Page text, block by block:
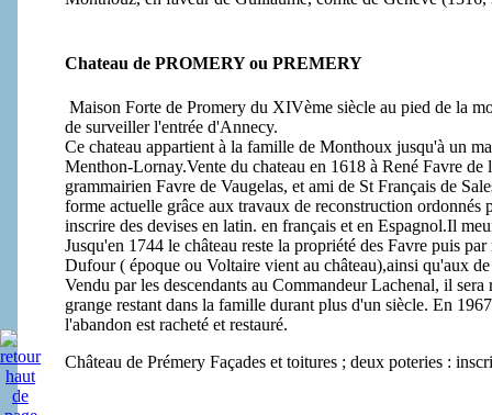
Chateau de PROMERY ou PREMERY
Maison Forte de Promery du XIVème siècle au pied de la
de surveiller l'entrée d'Annecy.
Ce chateau appartient à la famille de Monthoux jusqu'à un
Menthon-Lornay.Vente du chateau en 1618 à René Favre
grammairien Favre de Vaugelas, et ami de St Français de
forme actuelle grâce aux travaux de reconstruction ordonnés
inscrire des devises en latin. en français et en Espagnol.Il
Jusqu'en 1744 le château reste la propriété des Favre puis
Dufour ( époque ou Voltaire vient au château),ainsi qu'aux
Vendu par les descendants au Commandeur Lachenal, il
grange restant dans la famille durant plus d'un siècle. En
l'abandon est racheté et restauré.
Château de Prémery Façades et toitures ; deux poteries :